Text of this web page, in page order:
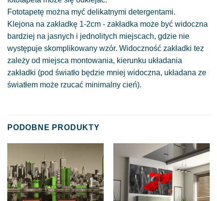
Fototapetę można myć delikatnymi detergentami.
Klejona na zakładkę 1-2cm - zakładka może być widoczna
bardziej na jasnych i jednolitych miejscach, gdzie nie
występuje skomplikowany wzór. Widoczność zakładki tez
zależy od miejsca montowania, kierunku układania
zakładki (pod światło będzie mniej widoczna, układana ze
światłem może rzucać minimalny cień).
PODOBNE PRODUKTY